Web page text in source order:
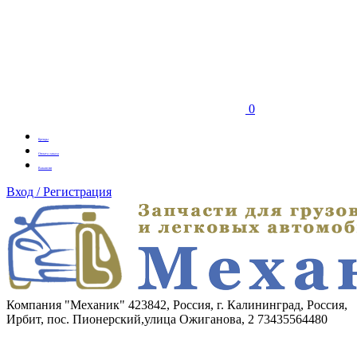
0
Бренды
Оплата заказа
Вакансии
Вход / Регистрация
Компания "Механик" 423842, Россия, г. Калининград, Россия,
Ирбит, пос. Пионерский,улица Ожиганова, 2 73435564480